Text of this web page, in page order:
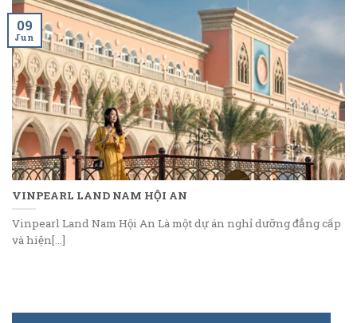
VINPEARL LAND NAM HỘI AN
Vinpearl Land Nam Hội An Là một dự án nghỉ dưỡng đẳng cấp
và hiện[...]
09
Jun